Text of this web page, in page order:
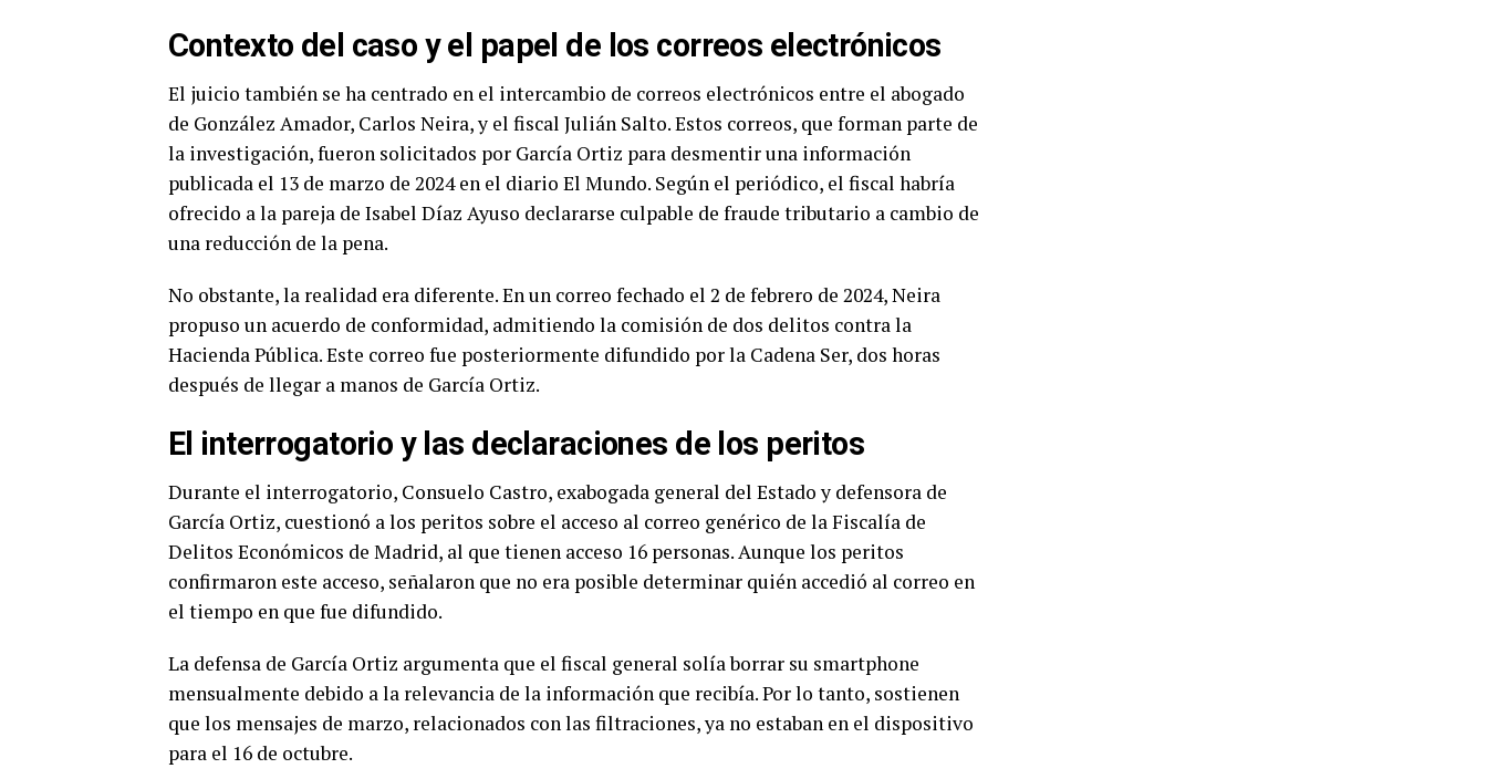
Contexto del caso y el papel de los correos electrónicos
El juicio también se ha centrado en el intercambio de correos electrónicos entre el abogado
de González Amador, Carlos Neira, y el fiscal Julián Salto. Estos correos, que forman parte de
la investigación, fueron solicitados por García Ortiz para desmentir una información
publicada el 13 de marzo de 2024 en el diario El Mundo. Según el periódico, el fiscal habría
ofrecido a la pareja de Isabel Díaz Ayuso declararse culpable de fraude tributario a cambio de
una reducción de la pena.
No obstante, la realidad era diferente. En un correo fechado el 2 de febrero de 2024, Neira
propuso un acuerdo de conformidad, admitiendo la comisión de dos delitos contra la
Hacienda Pública. Este correo fue posteriormente difundido por la Cadena Ser, dos horas
después de llegar a manos de García Ortiz.
El interrogatorio y las declaraciones de los peritos
Durante el interrogatorio, Consuelo Castro, exabogada general del Estado y defensora de
García Ortiz, cuestionó a los peritos sobre el acceso al correo genérico de la Fiscalía de
Delitos Económicos de Madrid, al que tienen acceso 16 personas. Aunque los peritos
confirmaron este acceso, señalaron que no era posible determinar quién accedió al correo en
el tiempo en que fue difundido.
La defensa de García Ortiz argumenta que el fiscal general solía borrar su smartphone
mensualmente debido a la relevancia de la información que recibía. Por lo tanto, sostienen
que los mensajes de marzo, relacionados con las filtraciones, ya no estaban en el dispositivo
para el 16 de octubre.